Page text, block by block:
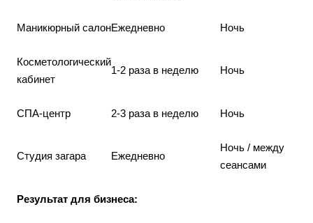
Маникюрный салонЕжедневно Ночь
Косметологический
кабинет
1-2 раза в неделю Ночь
СПА-центр 2-3 раза в неделю Ночь
Студия загара Ежедневно
Ночь / между
сеансами
Результат для бизнеса: